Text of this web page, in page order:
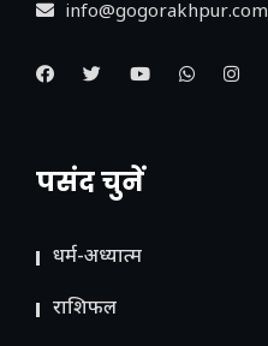
info@gogorakhpur.com
पसंद चुनें
धर्म-अध्यात्म
राशिफल